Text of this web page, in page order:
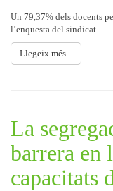
Un 79,37% dels docents
l’enquesta del sindicat.
Llegeix més...
La
barrera en
capacitats